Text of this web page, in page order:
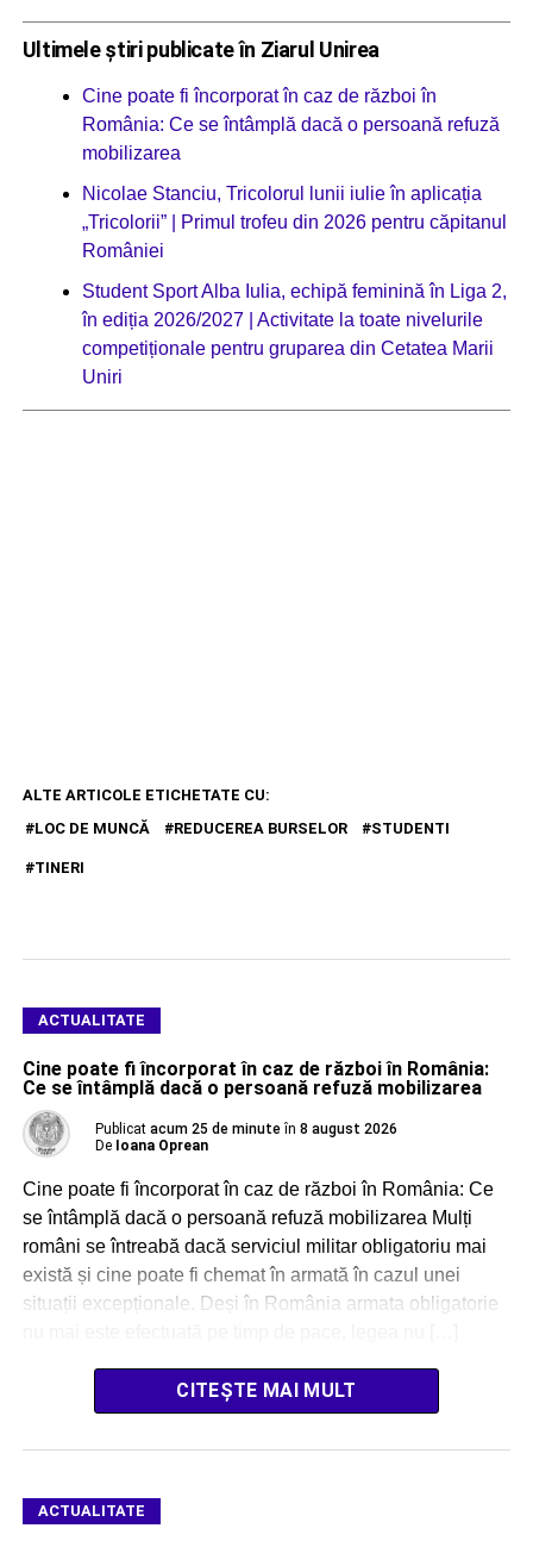
Ultimele știri publicate în Ziarul Unirea
Cine poate fi încorporat în caz de război în
România: Ce se întâmplă dacă o persoană refuză
mobilizarea
Nicolae Stanciu, Tricolorul lunii iulie în aplicația
„Tricolorii” | Primul trofeu din 2026 pentru căpitanul
României
Student Sport Alba Iulia, echipă feminină în Liga 2,
în ediția 2026/2027 | Activitate la toate nivelurile
competiționale pentru gruparea din Cetatea Marii
Uniri
ALTE ARTICOLE ETICHETATE CU:
LOC DE MUNCĂ
REDUCEREA BURSELOR STUDENTI
TINERI
ACTUALITATE
Cine poate fi încorporat în caz de război în România:
Ce se întâmplă dacă o persoană refuză mobilizarea
Publicat acum 25 de minute în 8 august 2026
De Ioana Oprean
Cine poate fi încorporat în caz de război în România: Ce
se întâmplă dacă o persoană refuză mobilizarea Mulți
români se întreabă dacă serviciul militar obligatoriu mai
există și cine poate fi chemat în armată în cazul unei
situații excepționale. Deși în România armata obligatorie
CITEȘTE MAI MULT
ACTUALITATE